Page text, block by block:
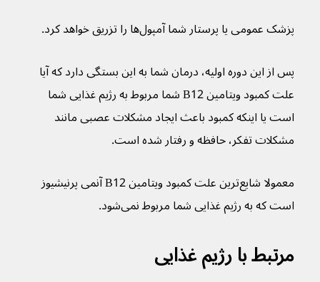
پزشک عمومی یا پرستار شما آمپول‌ها را تزریق خواهد کرد.
پس از این دوره اولیه، درمان شما به این بستگی دارد که آیا
علت کمبود ویتامین B12 شما مربوط به رژیم غذایی شما
است یا اینکه کمبود باعث ایجاد مشکلات عصبی مانند
مشکلات تفکر، حافظه و رفتار شده است.
معمولا شایع‌ترین علت کمبود ویتامین B12 آنمی پرنیشیوز
است که به رژیم غذایی شما مربوط نمی‌شود.
مرتبط با رژیم غذایی